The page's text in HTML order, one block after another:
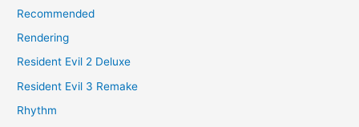
Recommended
Rendering
Resident Evil 2 Deluxe
Resident Evil 3 Remake
Rhythm